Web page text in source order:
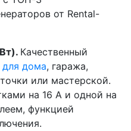
от Rental-
Качественный
для дома, гаража,
или мастерской.
на 16 А и одной на
функцией